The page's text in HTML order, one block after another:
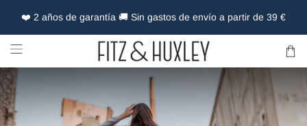
❤️ 2 años de garantía 🚚 Sin gastos de envío a partir de 39 €